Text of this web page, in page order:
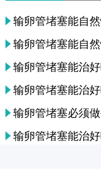
输卵管堵塞能自
输卵管堵塞能自
输卵管堵塞能治
输卵管堵塞能治
输卵管堵塞必须
输卵管堵塞能治